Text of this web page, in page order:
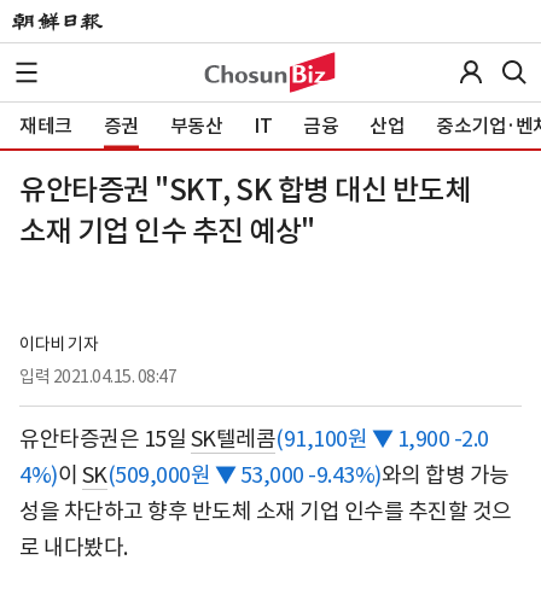
재테크 증권 부동산 IT 금융 산업 중소기업·벤
유안타증권 "SKT, SK 합병 대신 반도체
소재 기업 인수 추진 예상"
이다비 기자
입력 2021.04.15. 08:47
유안타증권은 15일 SK텔레콤(91,100원 ▼ 1,900 -2.0
4%)이 SK(509,000원 ▼ 53,000 -9.43%)와의 합병 가능
성을 차단하고 향후 반도체 소재 기업 인수를 추진할 것으
로 내다봤다.